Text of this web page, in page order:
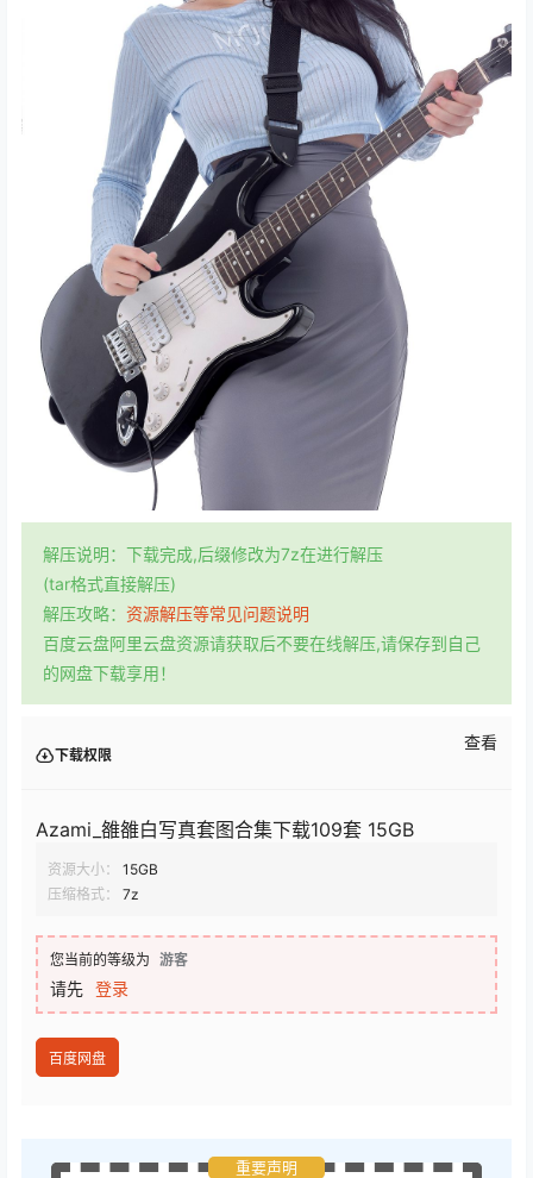
解压说明：下载完成,后缀修改为7z在进行解压
(tar格式直接解压)
解压攻略： 资源解压等常见问题说明
百度云盘阿里云盘资源请获取后不要在线解压,请保存到自己
的网盘下载享用！
下载权限
查看
Azami_雒雒白写真套图合集下载109套 15GB
资源大小：
15GB
压缩格式：
7z
您当前的等级为 游客
请先 登录
百度网盘
重要声明